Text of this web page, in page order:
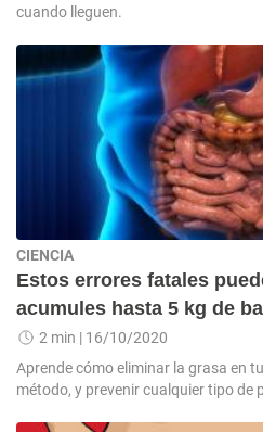
cuando lleguen.
CIENCIA
Estos errores fatales
acumules hasta 5 kg de
2 min | 16/10/2020
Aprende cómo eliminar la grasa en
método, y prevenir cualquier tipo de